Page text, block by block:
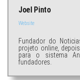
Joel Pinto
Website
Fundador do
projeto online,
para o sistema
fundadores.